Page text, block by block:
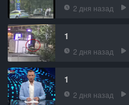
2 дня назад
1
2 дня назад
1
2 дня назад